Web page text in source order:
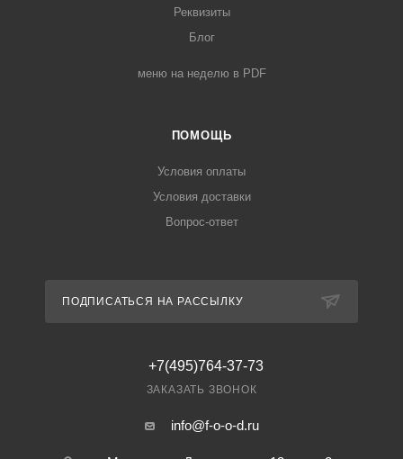
Реквизиты
Блог
меню на неделю в PDF
ПОМОЩЬ
Условия оплаты
Условия доставки
Вопрос-ответ
ПОДПИСАТЬСЯ НА РАССЫЛКУ
+7(495)764-37-73
ЗАКАЗАТЬ ЗВОНОК
info@f-o-o-d.ru